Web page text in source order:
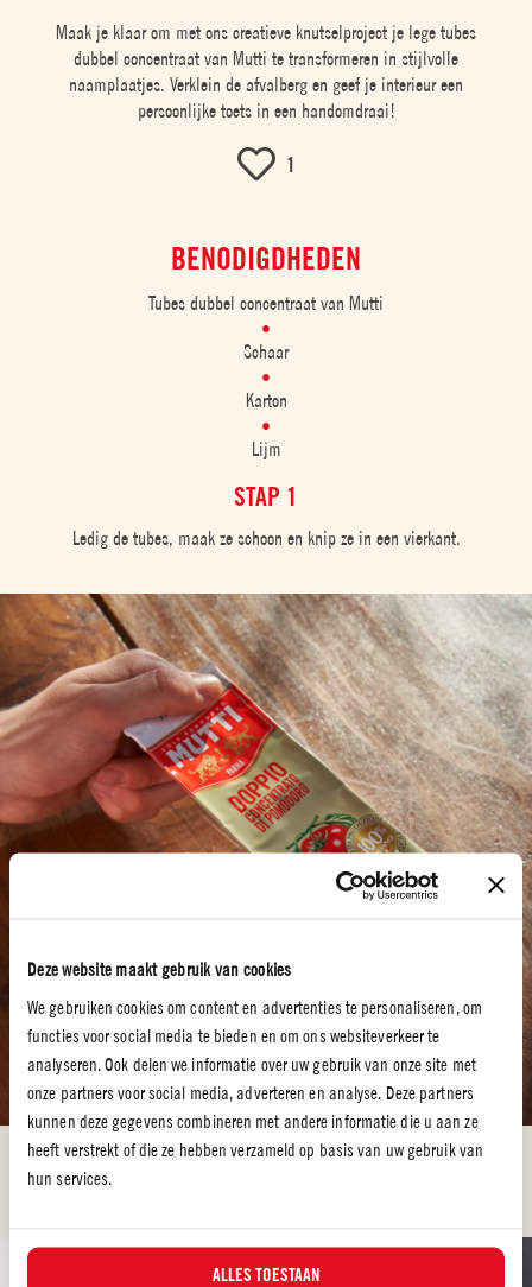
Deze website maakt gebruik van cookies
We gebruiken cookies om content en advertenties te personaliseren, om
functies voor social media te bieden en om ons websiteverkeer te
analyseren. Ook delen we informatie over uw gebruik van onze site met
onze partners voor social media, adverteren en analyse. Deze partners
kunnen deze gegevens combineren met andere informatie die u aan ze
heeft verstrekt of die ze hebben verzameld op basis van uw gebruik van
hun services.
ALLES TOESTAAN
Maak je klaar om met ons creatieve knutselproject je lege tubes
dubbel concentraat van Mutti te transformeren in stijlvolle
naamplaatjes. Verklein de afvalberg en geef je interieur een
persoonlijke toets in een handomdraai!
1
BENODIGDHEDEN
Tubes dubbel concentraat van Mutti
Schaar
Karton
Lijm
STAP 1
Ledig de tubes, maak ze schoon en knip ze in een vierkant.
STAP 2
Schrijf een naam op het karton en kleef het met lijm op het vierkant.